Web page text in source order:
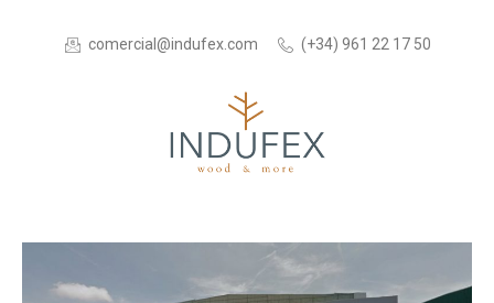
comercial@indufex.com (+34) 961 22 17 50